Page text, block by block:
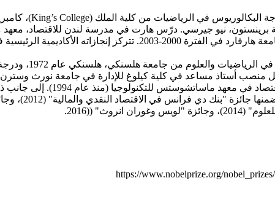
كوفنتري، والدكتوراه في الاقتصاد عام 1974 من جامعة برينستون، نيو جيرسي. درّس هارت في
جامعة هارفارد (منذ عام 1993)، حيث كان رئيس قسم الاقتصاد في جامعة
https://www.nobelprize.org/